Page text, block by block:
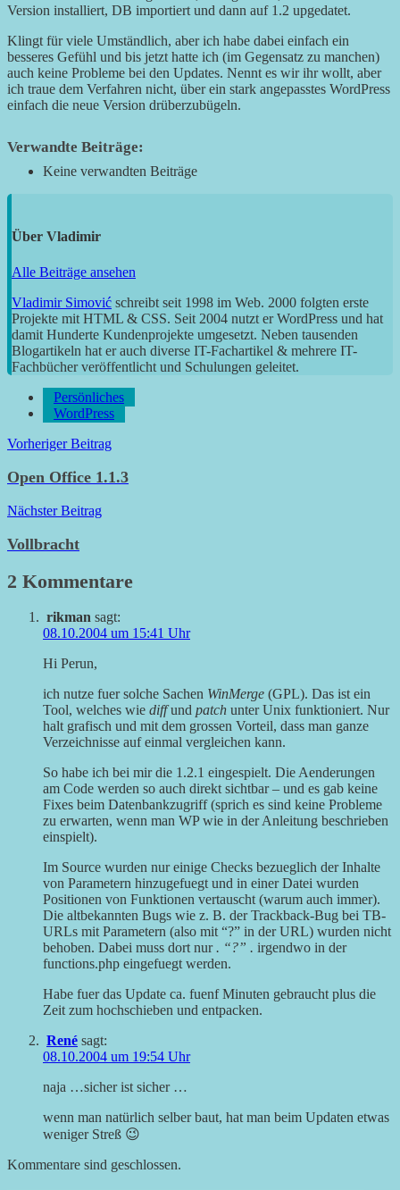
Version installiert, DB importiert und dann auf 1.2 upgedatet.
Klingt für viele Umständlich, aber ich habe dabei einfach ein
besseres Gefühl und bis jetzt hatte ich (im Gegensatz zu manchen)
auch keine Probleme bei den Updates. Nennt es wir ihr wollt, aber
ich traue dem Verfahren nicht, über ein stark angepasstes WordPress
einfach die neue Version drüberzubügeln.
Verwandte Beiträge:
Keine verwandten Beiträge
Über Vladimir
Alle Beiträge ansehen
Vladimir Simović schreibt seit 1998 im Web. 2000 folgten erste
Projekte mit HTML & CSS. Seit 2004 nutzt er WordPress und hat
damit Hunderte Kundenprojekte umgesetzt. Neben tausenden
Blogartikeln hat er auch diverse IT-Fachartikel & mehrere IT-
Fachbücher veröffentlicht und Schulungen geleitet.
Persönliches
WordPress
Beitragsnavigation
Vorheriger Beitrag
Open Office 1.1.3
Nächster Beitrag
Vollbracht
2 Kommentare
rikman sagt:
08.10.2004 um 15:41 Uhr
Hi Perun,
ich nutze fuer solche Sachen WinMerge (GPL). Das ist ein
Tool, welches wie diffund patch unter Unix funktioniert. Nur
halt grafisch und mit dem grossen Vorteil, dass man ganze
Verzeichnisse auf einmal vergleichen kann.
So habe ich bei mir die 1.2.1 eingespielt. Die Aenderungen
am Code werden so auch direkt sichtbar – und es gab keine
Fixes beim Datenbankzugriff (sprich es sind keine Probleme
zu erwarten, wenn man WP wie in der Anleitung beschrieben
einspielt).
Im Source wurden nur einige Checks bezueglich der Inhalte
von Parametern hinzugefuegt und in einer Datei wurden
Positionen von Funktionen vertauscht (warum auch immer).
Die altbekannten Bugs wie z. B. der Trackback-Bug bei TB-
URLs mit Parametern (also mit “?” in der URL) wurden nicht
behoben. Dabei muss dort nur. “?” . irgendwo in der
functions.php eingefuegt werden.
Habe fuer das Update ca. fuenf Minuten gebraucht plus die
Zeit zum hochschieben und entpacken.
René sagt:
08.10.2004 um 19:54 Uhr
naja …sicher ist sicher …
wenn man natürlich selber baut, hat man beim Updaten etwas
weniger Streß 😉
Kommentare sind geschlossen.